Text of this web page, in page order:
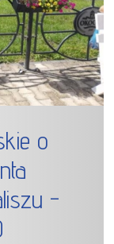
o
-